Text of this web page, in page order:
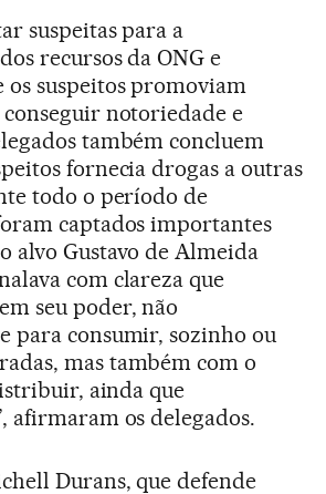
suspeitas para a
recursos da ONG e
suspeitos promoviam
notoriedade e
também concluem
fornecia drogas a outras
todo o período de
captados importantes
alvo Gustavo de Almeida
com clareza que
seu poder, não
para consumir, sozinho ou
mas também com o
ainda que
afirmaram os delegados.
Durans, que defende